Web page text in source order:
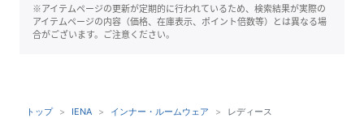
※アイテムページの更新が定期的に行われているため、検索結果が実際の
アイテムページの内容（価格、在庫表示、ポイント倍数等）とは異なる場
合がございます。ご注意ください。
トップ IENA インナー・ルームウェア レディース